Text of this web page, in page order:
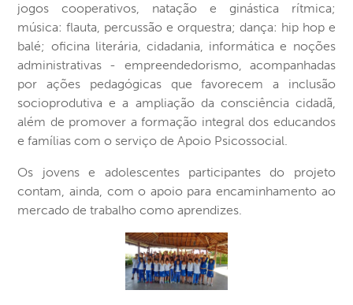
jogos cooperativos, natação e ginástica rítmica;
música: flauta, percussão e orquestra; dança: hip hop e
balé; oficina literária, cidadania, informática e noções
administrativas - empreendedorismo, acompanhadas
por ações pedagógicas que favorecem a inclusão
socioprodutiva e a ampliação da consciência cidadã,
além de promover a formação integral dos educandos
e famílias com o serviço de Apoio Psicossocial.
Os jovens e adolescentes participantes do projeto
contam, ainda, com o apoio para encaminhamento ao
mercado de trabalho como aprendizes.